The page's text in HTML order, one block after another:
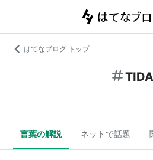
はてなブログ トップ
TIDA
言葉の解説 ネットで話題